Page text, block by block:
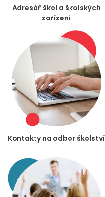
Adresář škol a školských
zařízení
Kontakty na odbor školství